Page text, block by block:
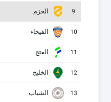
9 الحزم
10 الفيحاء
11 الفتح
12 الخليج
13 الشباب